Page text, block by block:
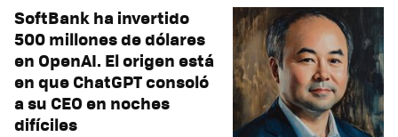
SoftBank ha invertido
500 millones de dólares
en OpenAI. El origen está
en que ChatGPT consoló
a su CEO en noches
difíciles